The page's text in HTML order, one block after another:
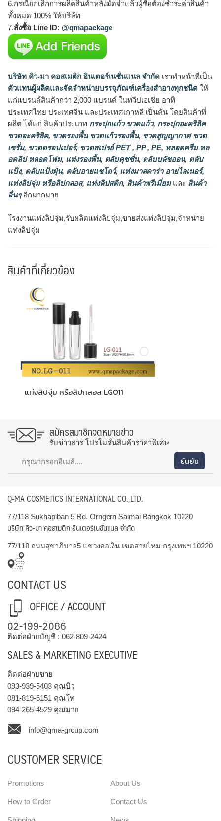
6.กรณียกเลิกการผลิตสินค้าหลังมัดจำแล้วผู้ซื้อต้องชำระค่าสินค้า
ทั้งหมด 100% ให้บริษัท
7.สั่งซื้อ Line ID: @qmapackage
บริษัท คิว-มา คอสเมติก อินเตอร์เนชั่นแนล จำกัด เราทำหน้าที่เป็น
ตัวแทนผู้ผลิตและจัดจำหน่ายบรรจุภัณฑ์เครื่องสำอางทุกชนิด ให้
แก่แบรนด์สินค้ากว่า 2,000 แบรนด์ ในทวีปเอเชีย อาทิ
ประเทศไทย ประเทศจีน และประเทศเกาหลี เป็นต้น โดยสินค้าที่
ผลิต ได้แก่ สินค้าประเภท กระปุกแก้ว ขวดแก้ว, กระปุกอะคริลิค
ขวดอะคริลิค, ขวดรองพื้น ขวดแก้วรองพื้น, ขวดสูญญากาศ ขวด
เซรั่ม, ขวดดรอปเปอร์, ขวดสเปรย์ PET , PP , PE, หลอดครีม หล
อดลิป หลอดโฟม, แท่งรองพื้น, ตลับคุชชั่น, ตลับบลัชออน, ตลับ
แป้ง, ตลับแป้งฝุ่น, ตลับอายแชโดว์, แท่งมาสคาร่า อายไลเนอร์,
แท่งลิปจุ่ม หรือลิปกลอส, แท่งลิปสติก, สินค้าพรีเมี่ยมและ สินค้า
อื่นๆอีกมากมาย
โรงงานแท่งลิปจุ่ม,รับผลิตแท่งลิปจุ่ม,ขายส่งแท่งลิปจุ่ม,จำหน่าย
แท่งลิปจุ่ม
สินค้าที่เกี่ยวข้อง
แท่งลิปจุ่ม หรือลิปกลอส LG011
สมัครสมาชิกจดหมายข่าว
รับข่าวสาร โปรโมชั่นสินค้าราคาพิเศษ
Q-MA COSMETICS INTERNATIONAL CO.,LTD.
77/118 Sukhapiban 5 Rd. Orngern Saimai Bangkok 10220
บริษัท คิว-มา คอสเมติก อินเตอร์เนชั่นแนล จำกัด
77/118 ถนนสุขาภิบาล5 แขวงออเงิน เขตสายไหม กรุงเทพฯ 10220
CONTACT US
OFFICE / ACCOUNT
02-199-2086
ติดต่อฝ่ายบัญชี : 062-809-2424
SALES & MARKETING EXECUTIVE
ติดต่อฝ่ายขาย
093-939-5403 คุณบิว
081-819-6151 คุณโท
094-265-4529 คุณมาย
info@qma-group.com
CUSTOMER SERVICE
Promotions
How to Order
About Us
Contact Us